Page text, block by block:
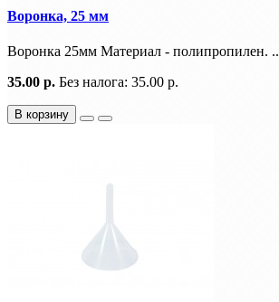
Воронка, 25 мм
Воронка 25мм Материал - полипропилен. ..
35.00 р. Без налога: 35.00 р.
В корзину